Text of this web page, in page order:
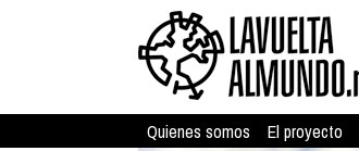
Quienes somos El proyecto